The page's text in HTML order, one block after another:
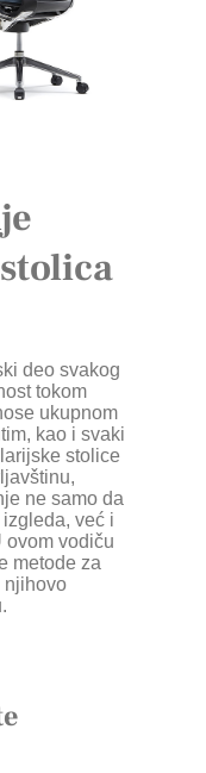
deo svakog
tokom
ukupnom
kao i svaki
stolice
ne samo da
već i
ovom vodiču
metode za
njihovo